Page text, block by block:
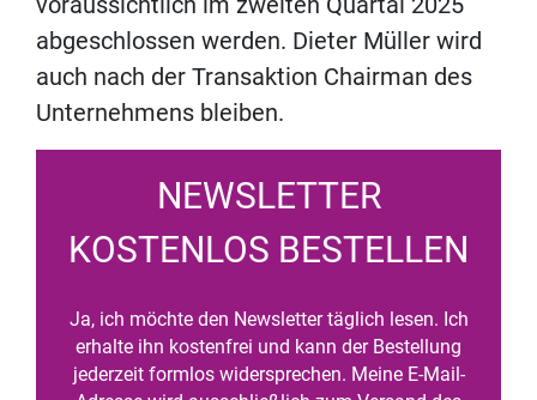
abgeschlossen werden. Dieter Müller wird
auch nach der Transaktion Chairman des
Unternehmens bleiben.
NEWSLETTER
KOSTENLOS BESTELLEN
Ja, ich möchte den Newsletter täglich lesen. Ich
erhalte ihn kostenfrei und kann der Bestellung
jederzeit formlos widersprechen. Meine E-Mail-